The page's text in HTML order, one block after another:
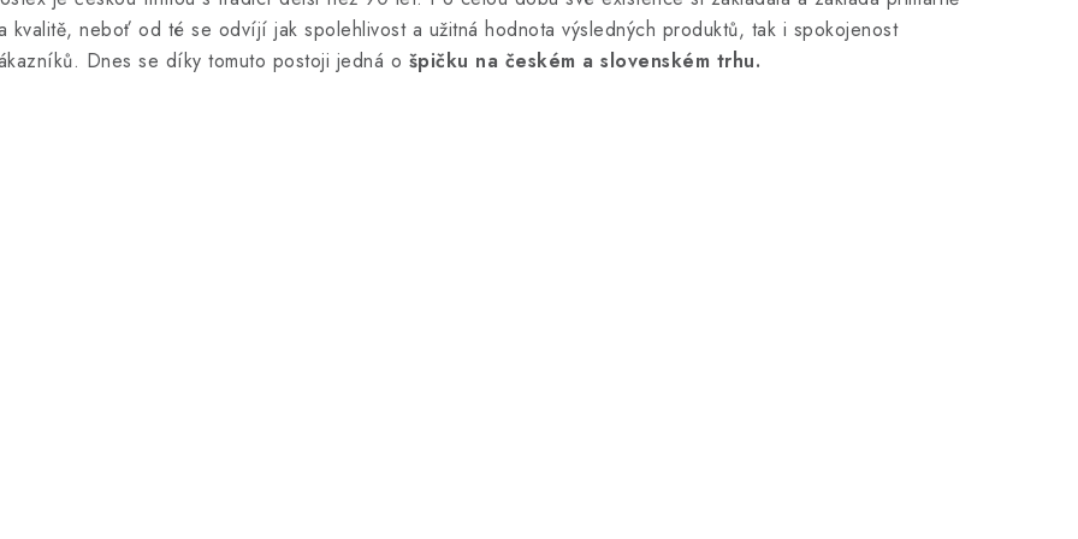
kvalitě, neboť od té se odvíjí jak spolehlivost a užitná hodnota výsledných produktů, tak i spokojenost
Dnes se díky tomuto postoji jedná o špičku na českém a slovenském trhu.